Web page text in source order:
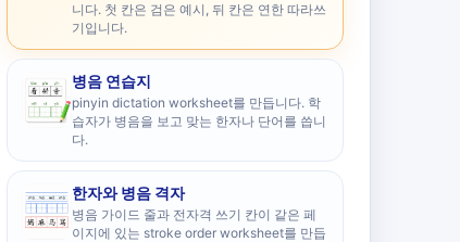
니다. 첫 칸은 검은 예시, 뒤 칸은 연한 따라쓰
기입니다.
병음 연습지
pinyin dictation worksheet를 만듭니다. 학
습자가 병음을 보고 맞는 한자나 단어를 씁니
다.
한자와 병음 격자
병음 가이드 줄과 전자격 쓰기 칸이 같은 페
이지에 있는 stroke order worksheet를 만듭